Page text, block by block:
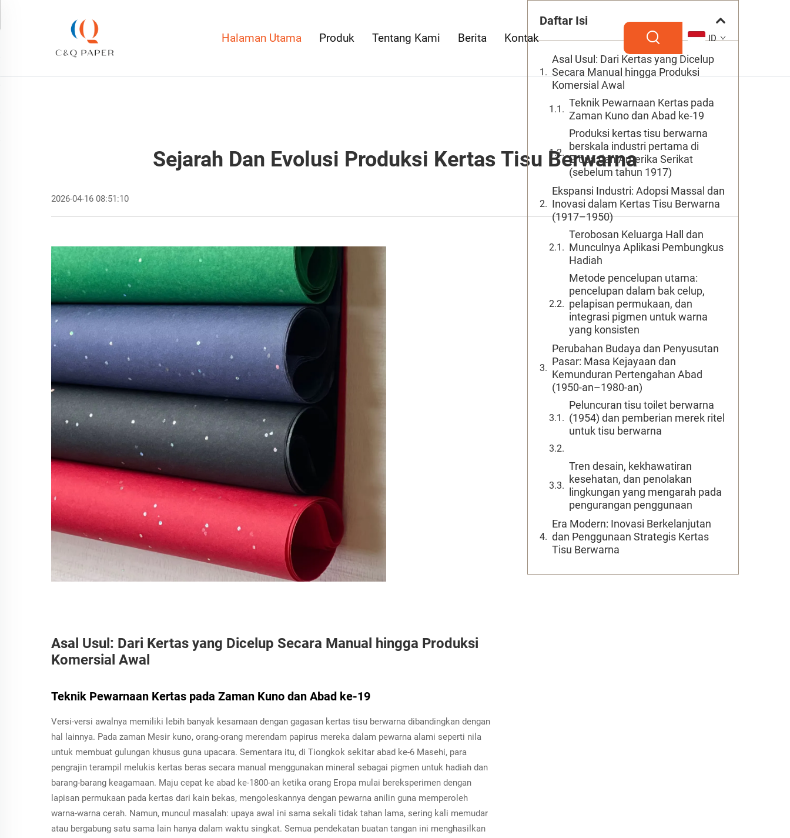
Halaman Utama Produk Tentang Kami Berita Kontak ID
Sejarah Dan Evolusi Produksi Kertas Tisu Berwarna
2026-04-16 08:51:10
Asal Usul: Dari Kertas yang Dicelup Secara Manual hingga Produksi
Komersial Awal
Teknik Pewarnaan Kertas pada Zaman Kuno dan Abad ke-19
Versi-versi awalnya memiliki lebih banyak kesamaan dengan gagasan kertas tisu berwarna dibandingkan dengan
hal lainnya. Pada zaman Mesir kuno, orang-orang merendam papirus mereka dalam pewarna alami seperti nila
untuk membuat gulungan khusus guna upacara. Sementara itu, di Tiongkok sekitar abad ke-6 Masehi, para
pengrajin terampil melukis kertas beras secara manual menggunakan mineral sebagai pigmen untuk hadiah dan
barang-barang keagamaan. Maju cepat ke abad ke-1800-an ketika orang Eropa mulai bereksperimen dengan
lapisan permukaan pada kertas dari kain bekas, mengoleskannya dengan pewarna anilin guna memperoleh
warna-warna cerah. Namun, muncul masalah: upaya awal ini sama sekali tidak tahan lama, sering kali memudar
atau bergabung satu sama lain hanya dalam waktu singkat. Semua pendekatan buatan tangan ini menghasilkan
Daftar Isi
Asal Usul: Dari Kertas yang Dicelup
Secara Manual hingga Produksi
Komersial Awal
Teknik Pewarnaan Kertas pada
Zaman Kuno dan Abad ke-19
Produksi kertas tisu berwarna
berskala industri pertama di
Eropa dan Amerika Serikat
(sebelum tahun 1917)
Ekspansi Industri: Adopsi Massal dan
Inovasi dalam Kertas Tisu Berwarna
(1917–1950)
Terobosan Keluarga Hall dan
Munculnya Aplikasi Pembungkus
Hadiah
Metode pencelupan utama:
pencelupan dalam bak celup,
pelapisan permukaan, dan
integrasi pigmen untuk warna
yang konsisten
Perubahan Budaya dan Penyusutan
Pasar: Masa Kejayaan dan
Kemunduran Pertengahan Abad
(1950-an–1980-an)
Peluncuran tisu toilet berwarna
(1954) dan pemberian merek ritel
untuk tisu berwarna
Tren desain, kekhawatiran
kesehatan, dan penolakan
lingkungan yang mengarah pada
pengurangan penggunaan
Era Modern: Inovasi Berkelanjutan
dan Penggunaan Strategis Kertas
Tisu Berwarna